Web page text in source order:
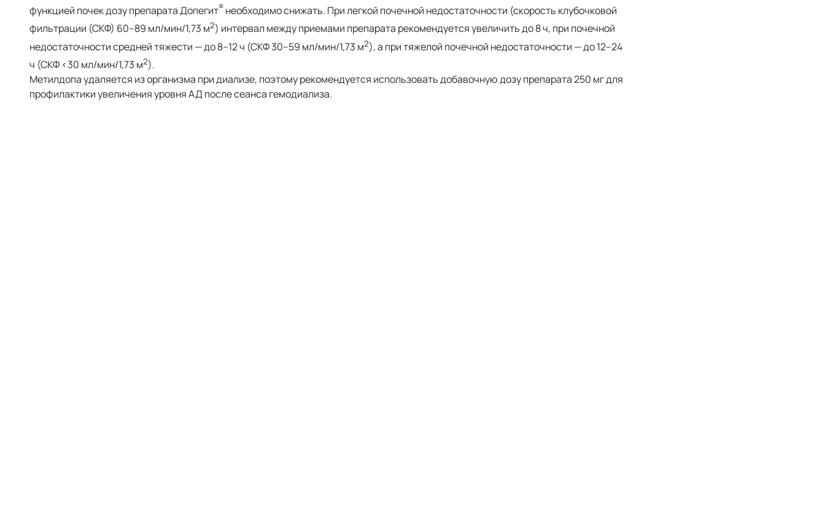
функцией почек дозу препарата Допегит® необходимо снижать. При легкой почечной недостаточности (скорость клубочковой
фильтрации (СКФ) 60–89 мл/мин/1,73 м2) интервал между приемами препарата рекомендуется увеличить до 8 ч, при почечной
недостаточности средней тяжести — до 8–12 ч (СКФ 30–59 мл/мин/1,73 м2), а при тяжелой почечной недостаточности — до 12–24
ч (СКФ <30 мл/мин/1,73 м2).
Метилдопа удаляется из организма при диализе, поэтому рекомендуется использовать добавочную дозу препарата 250 мг для
профилактики увеличения уровня АД после сеанса гемодиализа.